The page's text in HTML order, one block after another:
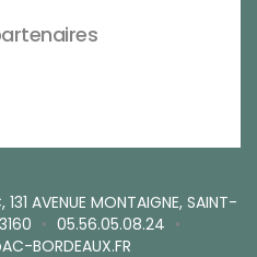
AVENUE MONTAIGNE, SAINT-
• 05.56.05.08.24 •
BORDEAUX.FR